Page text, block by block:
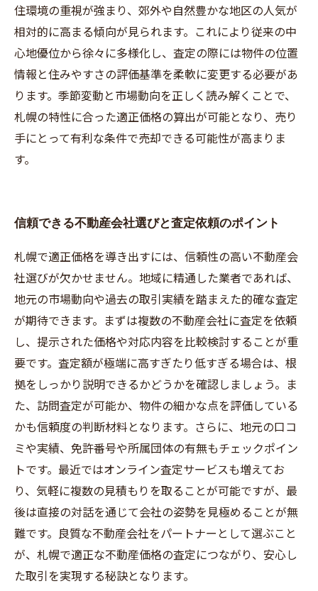
住環境の重視が強まり、郊外や自然豊かな地区の人気が
相対的に高まる傾向が見られます。これにより従来の中
心地優位から徐々に多様化し、査定の際には物件の位置
情報と住みやすさの評価基準を柔軟に変更する必要があ
ります。季節変動と市場動向を正しく読み解くことで、
札幌の特性に合った適正価格の算出が可能となり、売り
手にとって有利な条件で売却できる可能性が高まりま
す。
信頼できる不動産会社選びと査定依頼のポイント
札幌で適正価格を導き出すには、信頼性の高い不動産会
社選びが欠かせません。地域に精通した業者であれば、
地元の市場動向や過去の取引実績を踏まえた的確な査定
が期待できます。まずは複数の不動産会社に査定を依頼
し、提示された価格や対応内容を比較検討することが重
要です。査定額が極端に高すぎたり低すぎる場合は、根
拠をしっかり説明できるかどうかを確認しましょう。ま
た、訪問査定が可能か、物件の細かな点を評価している
かも信頼度の判断材料となります。さらに、地元の口コ
ミや実績、免許番号や所属団体の有無もチェックポイン
トです。最近ではオンライン査定サービスも増えてお
り、気軽に複数の見積もりを取ることが可能ですが、最
後は直接の対話を通じて会社の姿勢を見極めることが無
難です。良質な不動産会社をパートナーとして選ぶこと
が、札幌で適正な不動産価格の査定につながり、安心し
た取引を実現する秘訣となります。